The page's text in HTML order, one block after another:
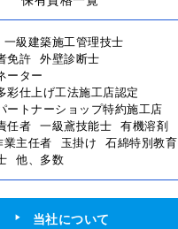
一級建築施工管理技士
免許 外壁診断士
ーター
彩仕上げ工法施工店認定
ートナーショップ特約施工店
任者 一級鳶技能士 有機溶剤
業主任者 玉掛け 石綿特別教育
他、多数
当社について